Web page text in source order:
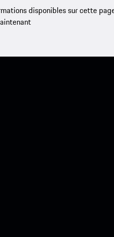
disponibles sur cette